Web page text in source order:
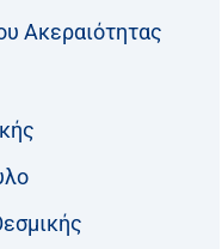
Ακεραιότητας